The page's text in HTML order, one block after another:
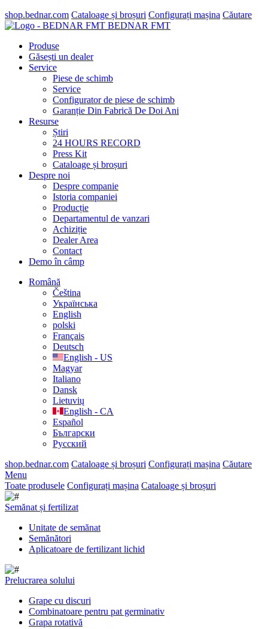
shop.bednar.com Cataloage și broșuri Configurați mașina Căutare
BEDNAR FMT
Produse
Găsești un dealer
Service
Piese de schimb
Service
Configurator de piese de schimb
Garanție Din Fabrică De Doi Ani
Resurse
Știri
24 HOURS RECORD
Press Kit
Cataloage și broșuri
Despre noi
Despre companie
Istoria companiei
Producție
Departamentul de vanzari
Achiziție
Dealer Area
Contact
Demo în câmp
Română
Čeština
Українська
English
polski
Français
Deutsch
English - US
Magyar
Italiano
Dansk
Lietuvių
English - CA
Español
Български
Русский
shop.bednar.com Cataloage și broșuri Configurați mașina Căutare
Menu
Toate produsele Configurați mașina Cataloage și broșuri
Semănat și fertilizat
Unitate de semănat
Semănători
Aplicatoare de fertilizant lichid
Prelucrarea solului
Grape cu discuri
Combinatoare pentru pat germinativ
Grapa rotativă